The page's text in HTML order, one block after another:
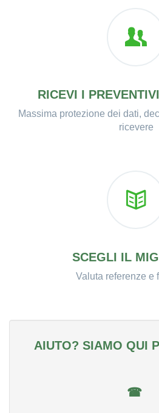
RICEVI I
Massima protezione dei dati,
ricevere
SCEGLI IL
Valuta referenze e
AIUTO? SIAMO QUI
☎